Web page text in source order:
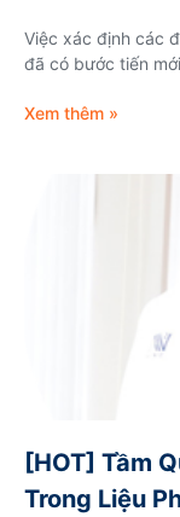
Việc xác định các
đã có bước tiến
Xem thêm »
[HOT] Tầm
Trong Liệu